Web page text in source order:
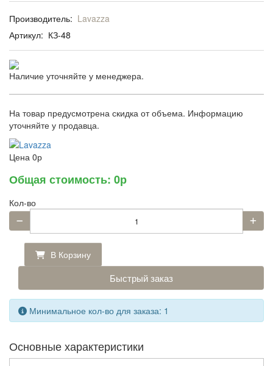
Производитель: Lavazza
Артикул: КЗ-48
Наличие уточняйте у менеджера.
На товар предусмотрена скидка от объема. Информацию
уточняйте у продавца.
Цена 0р
Общая стоимость: 0р
Кол-во
В Корзину
Быстрый заказ
Минимальное кол-во для заказа: 1
Основные характеристики